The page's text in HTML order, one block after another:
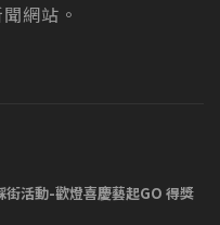
網站。
活動-歡燈喜慶藝起GO 得獎